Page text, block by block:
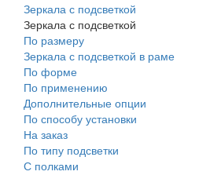
Зеркала с подсветкой
Зеркала с подсветкой
По размеру
Зеркала с подсветкой в раме
По форме
По применению
Дополнительные опции
По способу установки
На заказ
По типу подсветки
С полками